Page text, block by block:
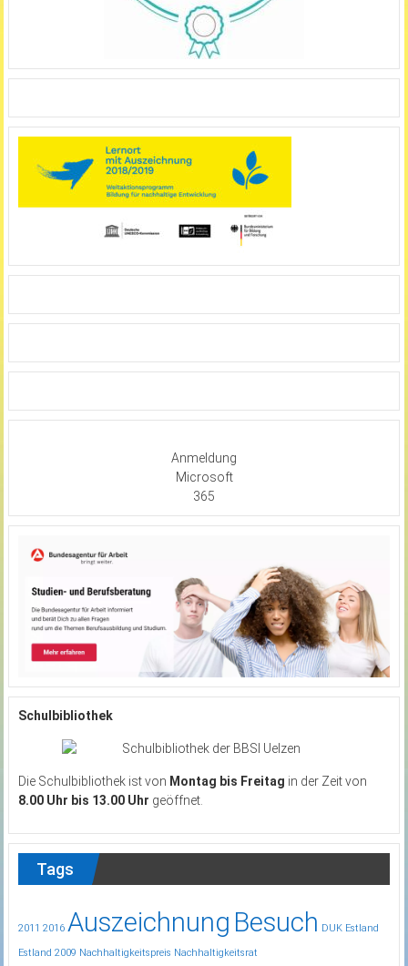
Anmeldung
Microsoft
365
Schulbibliothek
Die Schulbibliothek ist von Montag bis Freitag in der Zeit von
8.00 Uhr bis 13.00 Uhr geöffnet.
Tags
2011 2016 Auszeichnung Besuch DUK Estland
Estland 2009 Nachhaltigkeitspreis Nachhaltigkeitsrat